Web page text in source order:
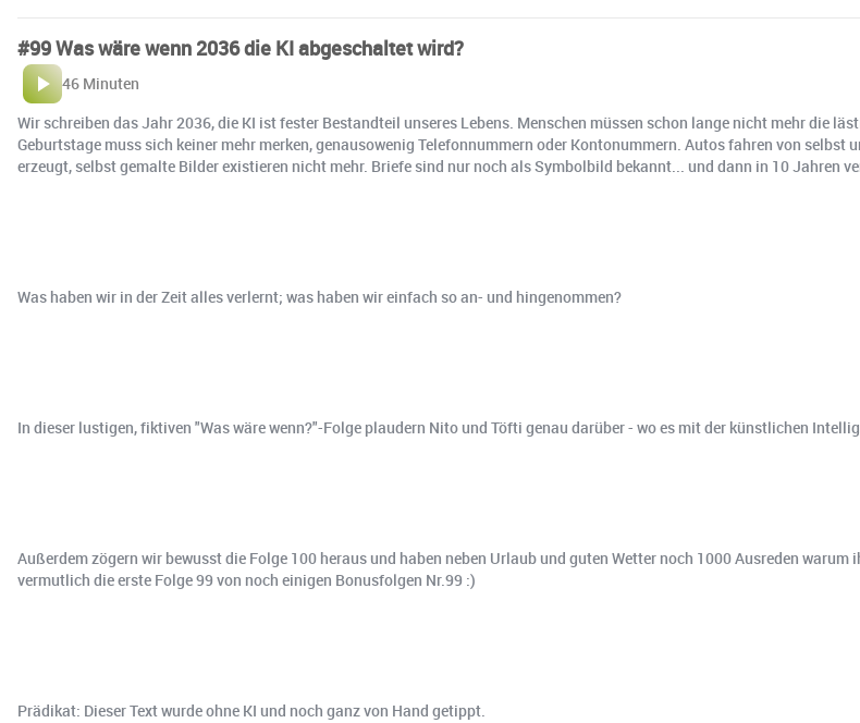
#99 Was wäre wenn 2036 die KI abgeschaltet wird?
46 Minuten
Wir schreiben das Jahr 2036, die KI ist fester Bestandteil unseres Lebens. Menschen müssen schon lange nicht mehr die
Geburtstage muss sich keiner mehr merken, genausowenig Telefonnummern oder Kontonummern. Autos fahren von
erzeugt, selbst gemalte Bilder existieren nicht mehr. Briefe sind nur noch als Symbolbild bekannt... und dann in 10 Jahren
Was haben wir in der Zeit alles verlernt; was haben wir einfach so an- und hingenommen?
In dieser lustigen, fiktiven "Was wäre wenn?"-Folge plaudern Nito und Töfti genau darüber - wo es mit der künstlichen
Außerdem zögern wir bewusst die Folge 100 heraus und haben neben Urlaub und guten Wetter noch 1000 Ausreden
vermutlich die erste Folge 99 von noch einigen Bonusfolgen Nr.99 :)
Prädikat: Dieser Text wurde ohne KI und noch ganz von Hand getippt.